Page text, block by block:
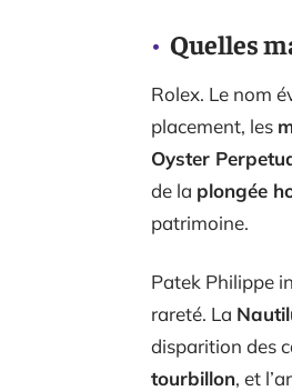
Quelles
Rolex. Le nom
placement, les
Oyster
de la plongée
patrimoine.
Patek Philippe
rareté. La
disparition des
tourbillon, et